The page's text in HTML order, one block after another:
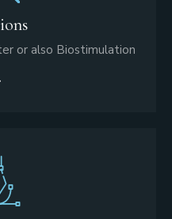
or also Biostimulation